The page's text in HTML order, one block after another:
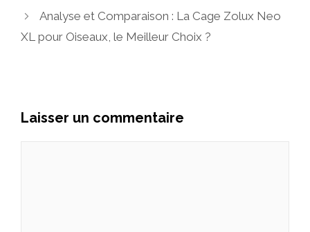
Analyse et Comparaison : La Cage Zolux Neo
XL pour Oiseaux, le Meilleur Choix ?
Laisser un commentaire